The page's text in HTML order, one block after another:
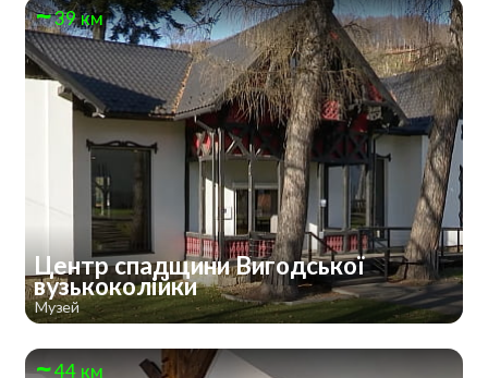
39 км
Центр спадщини Вигодської
вузькоколійки
Музей
44 км